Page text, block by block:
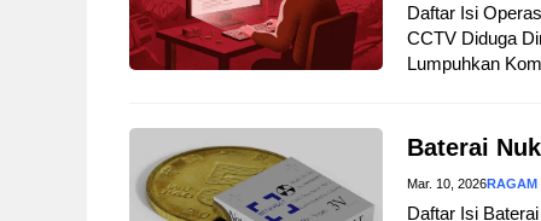
Daftar Isi
CCTV Diduga
Lumpuhkan
Baterai
Mar. 10, 2026RAGAM
Daftar Isi